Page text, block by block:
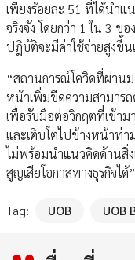
เพียงร้อยละ 51 ที่ได้นำ
จริงจัง โดยกว่า 1 ใน 3 ข
ปฎิบัติจะมีค่าใช้จ่ายสูงขึ้
“สถานการณ์โควิดที่ผ่านม
หน้าเพิ่มขีดความสามาร
เพื่อรับมือต่อวิกฤตที่เข้าม
และเติบโตไปข้างหน้าท่
ไม่พร้อมนำแนวคิดด้านสิ่
สูญเสียโอกาสทางธุรกิจไ
Tag: UOB UOB